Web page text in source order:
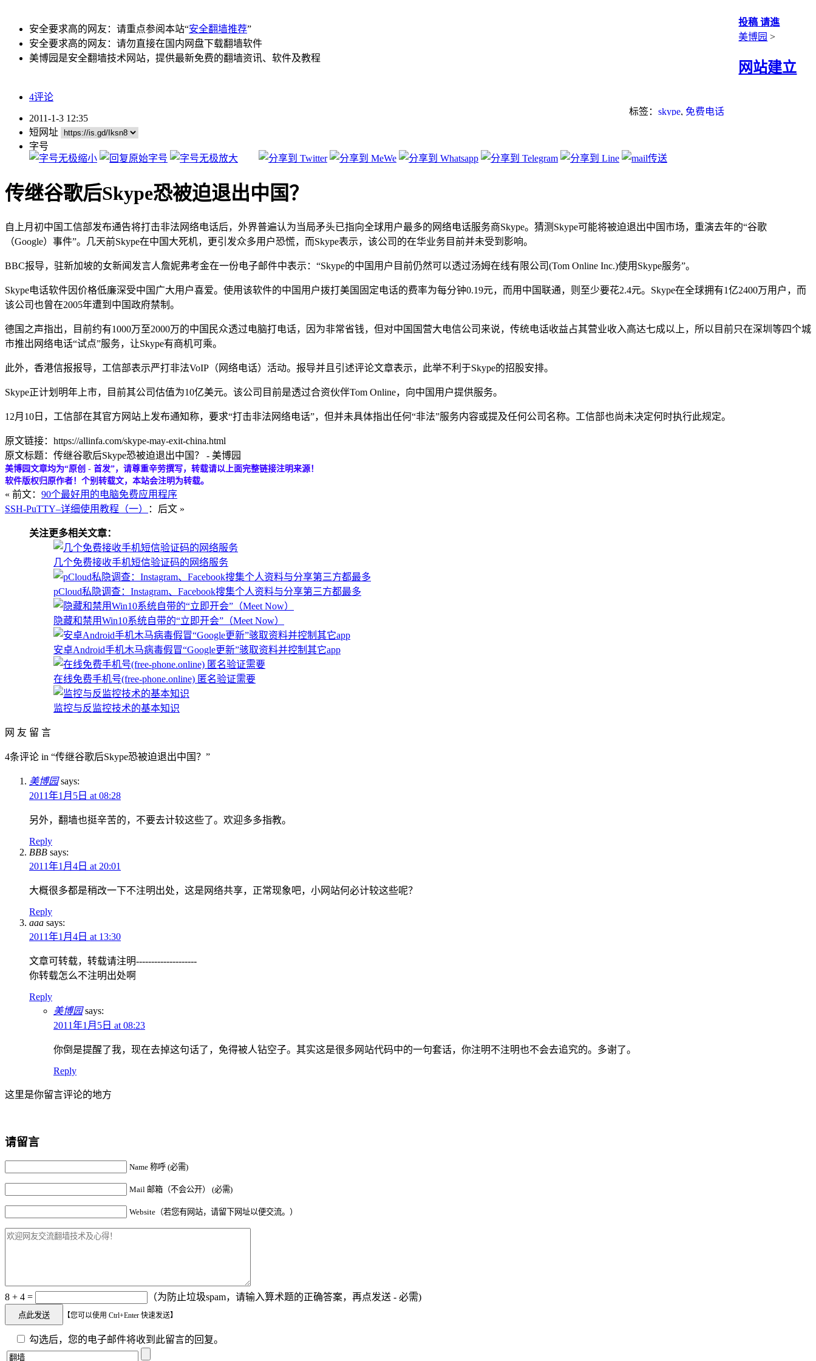
安全要求高的网友：请重点参阅本站“安全翻墙推荐”
安全要求高的网友：请勿直接在国内网盘下载翻墙软件
美博园是安全翻墙技术网站，提供最新免费的翻墙资讯、软件及教程
投稿 请進
美博园 >
网站建立
4评论
标签： skype, 免费电话
2011-1-3 12:35
短网址
字号
传继谷歌后Skype恐被迫退出中国？
自上月初中国工信部发布通告将打击非法网络电话后，外界普遍认为当局矛头已指向全球用户最多的网络电话服务商Skype。猜测Skype可能将被迫退出中国市场，重演去年的“谷歌
（Google）事件”。几天前Skype在中国大死机，更引发众多用户恐慌，而Skype表示，该公司的在华业务目前并未受到影响。
BBC报导，驻新加坡的女新闻发言人詹妮弗考金在一份电子邮件中表示：“Skype的中国用户目前仍然可以透过汤姆在线有限公司(Tom Online Inc.)使用Skype服务”。
Skype电话软件因价格低廉深受中国广大用户喜爱。使用该软件的中国用户拨打美国固定电话的费率为每分钟0.19元，而用中国联通，则至少要花2.4元。Skype在全球拥有1亿2400万用户，而
该公司也曾在2005年遭到中国政府禁制。
德国之声指出，目前约有1000万至2000万的中国民众透过电脑打电话，因为非常省钱，但对中国国营大电信公司来说，传统电话收益占其营业收入高达七成以上，所以目前只在深圳等四个城
市推出网络电话“试点”服务，让Skype有商机可乘。
此外，香港信报报导，工信部表示严打非法VoIP（网络电话）活动。报导并且引述评论文章表示，此举不利于Skype的招股安排。
Skype正计划明年上市，目前其公司估值为10亿美元。该公司目前是透过合资伙伴Tom Online，向中国用户提供服务。
12月10日，工信部在其官方网站上发布通知称，要求“打击非法网络电话”，但并未具体指出任何“非法”服务内容或提及任何公司名称。工信部也尚未决定何时执行此规定。
原文链接：https://allinfa.com/skype-may-exit-china.html
原文标题：传继谷歌后Skype恐被迫退出中国？ - 美博园
美博园文章均为“原创 - 首发”，请尊重辛劳撰写，转载请以上面完整链接注明来源！
软件版权归原作者！个别转载文，本站会注明为转载。
« 前文： 90个最好用的电脑免费应用程序
SSH-PuTTY–详细使用教程（一）
：后文 »
关注更多相关文章：
几个免费接收手机短信验证码的网络服务
pCloud私隐调查：Instagram、Facebook搜集个人资料与分享第三方都最多
隐藏和禁用Win10系统自带的“立即开会”（Meet Now）
安卓Android手机木马病毒假冒“Google更新”骇取资料并控制其它app
在线免费手机号(free-phone.online) 匿名验证需要
监控与反监控技术的基本知识
网 友 留 言
4条评论 in “传继谷歌后Skype恐被迫退出中国？”
美博园 says:
2011年1月5日 at 08:28
另外，翻墙也挺辛苦的，不要去计较这些了。欢迎多多指教。
Reply
BBB says:
2011年1月4日 at 20:01
大概很多都是稍改一下不注明出处，这是网络共享，正常现象吧，小网站何必计较这些呢？
Reply
aaa says:
2011年1月4日 at 13:30
文章可转载，转载请注明--------------------
你转载怎么不注明出处啊
Reply
美博园 says:
2011年1月5日 at 08:23
你倒是提醒了我，现在去掉这句话了，免得被人钻空子。其实这是很多网站代码中的一句套话，你注明不注明也不会去追究的。多谢了。
Reply
这里是你留言评论的地方
请留言
Name 称呼 (必需)
Mail 邮箱（不会公开） (必需)
Website（若您有网站，请留下网址以便交流。）
8 + 4 = （为防止垃圾spam，请输入算术题的正确答案，再点发送 - 必需)
【您可以使用 Ctrl+Enter 快速发送】
勾选后，您的电子邮件将收到此留言的回复。